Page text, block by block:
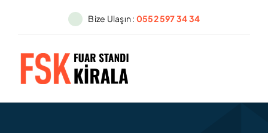
Bize Ulaşın : 0552 597 34 34